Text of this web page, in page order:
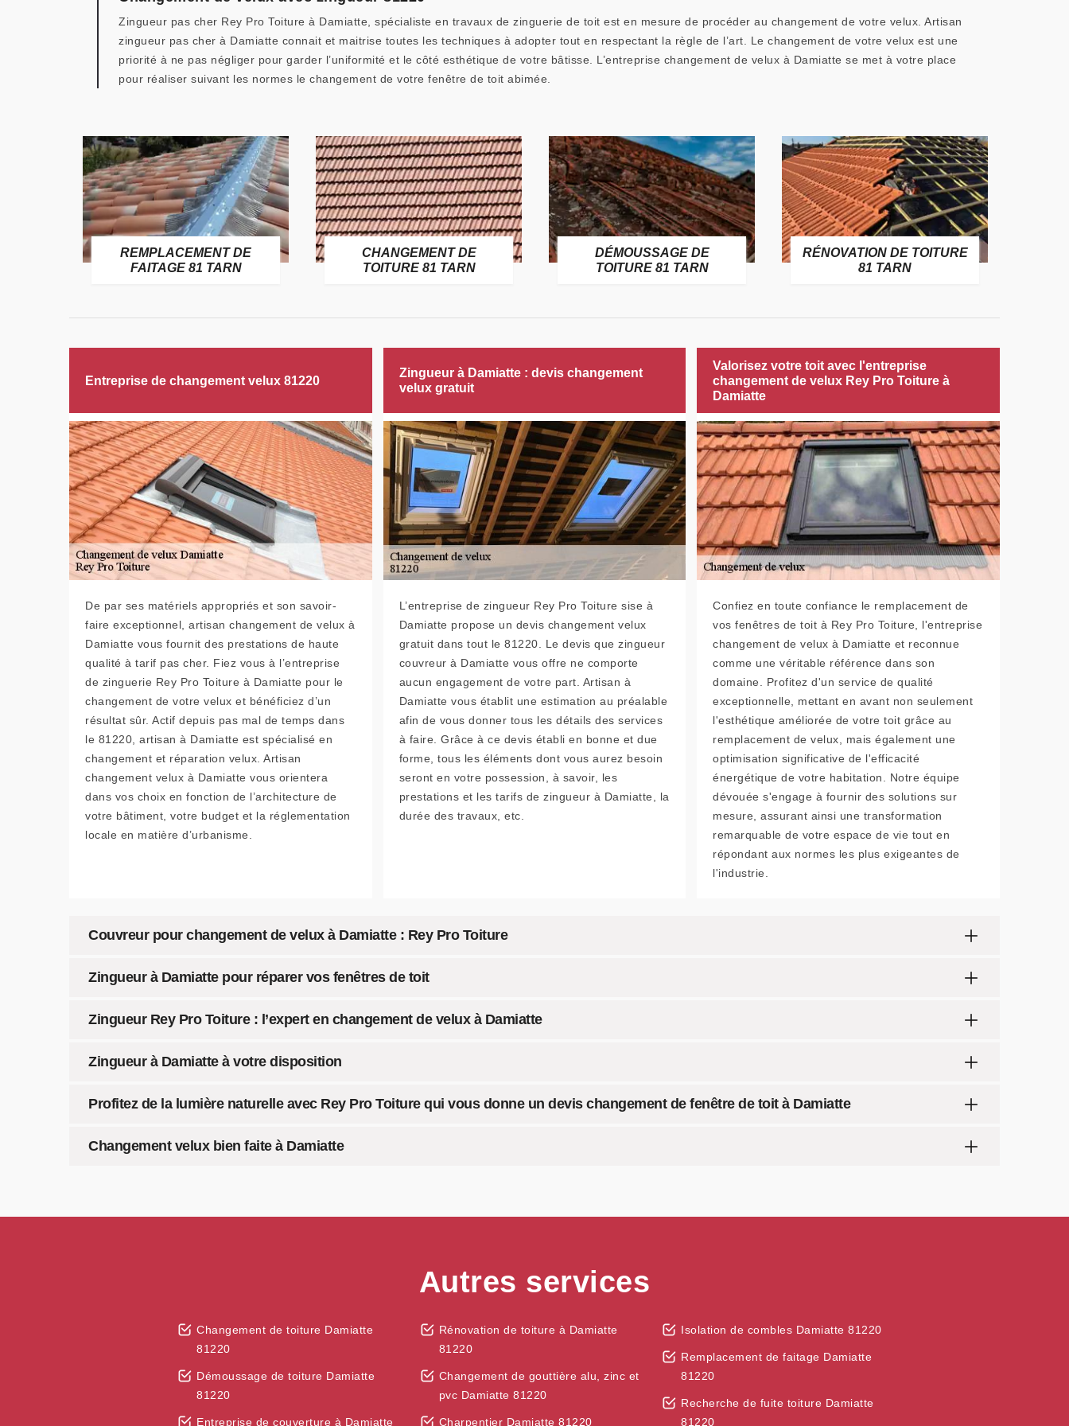
Zingueur pas cher Rey Pro Toiture à Damiatte, spécialiste en travaux de zinguerie de toit est en mesure de procéder au changement de votre velux. Artisan
zingueur pas cher à Damiatte connait et maitrise toutes les techniques à adopter tout en respectant la règle de l’art. Le changement de votre velux est une
priorité à ne pas négliger pour garder l’uniformité et le côté esthétique de votre bâtisse. L’entreprise changement de velux à Damiatte se met à votre place
pour réaliser suivant les normes le changement de votre fenêtre de toit abimée.
REMPLACEMENT DE
FAITAGE 81 TARN
CHANGEMENT DE
TOITURE 81 TARN
DÉMOUSSAGE DE
TOITURE 81 TARN
RÉNOVATION DE TOITURE
81 TARN
Entreprise de changement velux 81220
De par ses matériels appropriés et son savoir-
faire exceptionnel, artisan changement de velux à
Damiatte vous fournit des prestations de haute
qualité à tarif pas cher. Fiez vous à l’entreprise
de zinguerie Rey Pro Toiture à Damiatte pour le
changement de votre velux et bénéficiez d’un
résultat sûr. Actif depuis pas mal de temps dans
le 81220, artisan à Damiatte est spécialisé en
changement et réparation velux. Artisan
changement velux à Damiatte vous orientera
dans vos choix en fonction de l’architecture de
votre bâtiment, votre budget et la réglementation
locale en matière d’urbanisme.
Zingueur à Damiatte : devis changement
velux gratuit
L’entreprise de zingueur Rey Pro Toiture sise à
Damiatte propose un devis changement velux
gratuit dans tout le 81220. Le devis que zingueur
couvreur à Damiatte vous offre ne comporte
aucun engagement de votre part. Artisan à
Damiatte vous établit une estimation au préalable
afin de vous donner tous les détails des services
à faire. Grâce à ce devis établi en bonne et due
forme, tous les éléments dont vous aurez besoin
seront en votre possession, à savoir, les
prestations et les tarifs de zingueur à Damiatte, la
durée des travaux, etc.
Valorisez votre toit avec l'entreprise
changement de velux Rey Pro Toiture à
Damiatte
Confiez en toute confiance le remplacement de
vos fenêtres de toit à Rey Pro Toiture, l'entreprise
changement de velux à Damiatte et reconnue
comme une véritable référence dans son
domaine. Profitez d'un service de qualité
exceptionnelle, mettant en avant non seulement
l'esthétique améliorée de votre toit grâce au
remplacement de velux, mais également une
optimisation significative de l'efficacité
énergétique de votre habitation. Notre équipe
dévouée s'engage à fournir des solutions sur
mesure, assurant ainsi une transformation
remarquable de votre espace de vie tout en
répondant aux normes les plus exigeantes de
l'industrie.
Couvreur pour changement de velux à Damiatte : Rey Pro Toiture
Zingueur à Damiatte pour réparer vos fenêtres de toit
Zingueur Rey Pro Toiture : l’expert en changement de velux à Damiatte
Zingueur à Damiatte à votre disposition
Profitez de la lumière naturelle avec Rey Pro Toiture qui vous donne un devis changement de fenêtre de toit à Damiatte
Changement velux bien faite à Damiatte
Autres services
Changement de toiture Damiatte
81220
Démoussage de toiture Damiatte
81220
Entreprise de couverture à Damiatte
Rénovation de toiture à Damiatte
81220
Changement de gouttière alu, zinc et
pvc Damiatte 81220
Charpentier Damiatte 81220
Isolation de combles Damiatte 81220
Remplacement de faitage Damiatte
81220
Recherche de fuite toiture Damiatte
81220